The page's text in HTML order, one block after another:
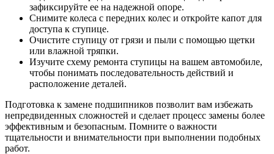
зафиксируйте ее на надежной опоре.
Снимите колеса с передних колес и откройте капот для
доступа к ступице.
Очистите ступицу от грязи и пыли с помощью щетки
или влажной тряпки.
Изучите схему ремонта ступицы на вашем автомобиле,
чтобы понимать последовательность действий и
расположение деталей.
Подготовка к замене подшипников позволит вам избежать
непредвиденных сложностей и сделает процесс замены более
эффективным и безопасным. Помните о важности
тщательности и внимательности при выполнении подобных
работ.